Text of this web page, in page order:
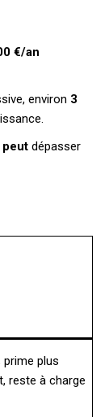
€/an
environ 3
peut dépasser
prime plus
reste à charge